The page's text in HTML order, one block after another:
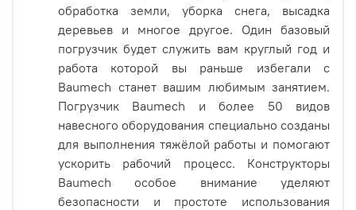
обработка земли, уборка снега, высадка
деревьев и многое другое. Один базовый
погрузчик будет служить вам круглый год и
работа которой вы раньше избегали с
Baumech станет вашим любимым занятием.
Погрузчик Baumech и более 50 видов
навесного оборудования специально созданы
для выполнения тяжёлой работы и помогают
ускорить рабочий процесс. Конструкторы
Baumech особое внимание уделяют
безопасности и простоте использования